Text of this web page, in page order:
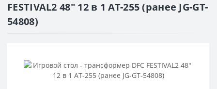
FESTIVAL2 48" 12 в 1 AT-255 (ранее JG-GT-
54808)